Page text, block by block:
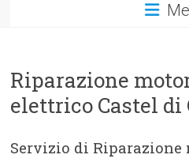
Riparazione
elettrico Castel di
Servizio di Riparazione